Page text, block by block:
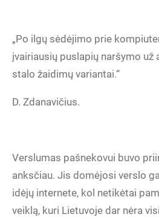
„Po ilgų sėdėjimo prie
įvairiausių puslapių naršymo už
stalo žaidimų variantai.“
D. Zdanavičius.
Verslumas pašnekovui buvo
anksčiau. Jis domėjosi verslo
idėjų internete, kol netikėtai
veiklą, kuri Lietuvoje dar nėra